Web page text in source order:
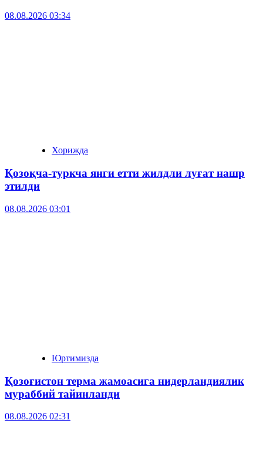
08.08.2026 03:34
Хорижда
Қозоқча-туркча янги етти жилдли луғат нашр
этилди
08.08.2026 03:01
Юртимизда
Қозоғистон терма жамоасига нидерландиялик
мураббий тайинланди
08.08.2026 02:31